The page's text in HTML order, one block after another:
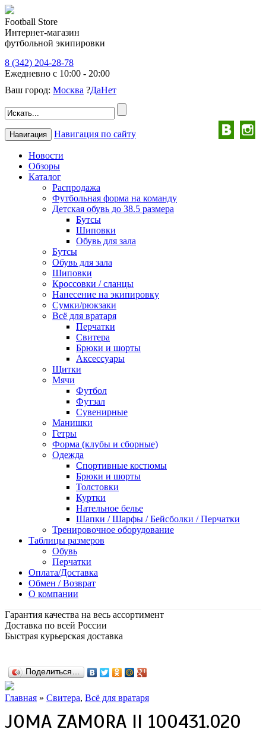
Football Store
Интернет-магазин
футбольной экипировки
8 (342) 204-28-78
Ежедневно с 10:00 - 20:00
Ваш город: Москва ?ДаНет
Навигация Навигация по сайту
Новости
Обзоры
Каталог
Распродажа
Футбольная форма на команду
Детская обувь до 38.5 размера
Бутсы
Шиповки
Обувь для зала
Бутсы
Обувь для зала
Шиповки
Кроссовки / сланцы
Нанесение на экипировку
Сумки/рюкзаки
Всё для вратаря
Перчатки
Cвитера
Брюки и шорты
Аксессуары
Щитки
Мячи
Футбол
Футзал
Сувенирные
Манишки
Гетры
Форма (клубы и сборные)
Одежда
Спортивные костюмы
Брюки и шорты
Толстовки
Куртки
Нательное белье
Шапки / Шарфы / Бейсболки / Перчатки
Тренировочное оборудование
Таблицы размеров
Обувь
Перчатки
Оплата/Доставка
Обмен / Возврат
О компании
Гарантия качества на весь ассортимент
Доставка по всей России
Быстрая курьерская доставка
Поделиться…
Главная » Cвитера, Всё для вратаря
JOMA ZAMORA II 100431.020